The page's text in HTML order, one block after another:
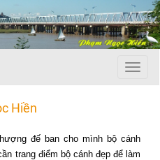
Menu
Hiền
đế ban cho mình bộ cánh
trang điểm bộ cánh đẹp để làm